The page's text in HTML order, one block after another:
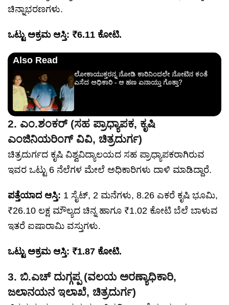
ಚಿನ್ನಾಭರಣಗಳು.
ಒಟ್ಟು ಅಕ್ರಮ ಆಸ್ತಿ: ₹6.11 ಕೋಟಿ.
Also Read
ಲೋಕಾಯುಕ್ತರನ್ನ ನೋಡಿ ಕಾರಿನಿಂದಲೇ ನೋಟಿನ ಕಂತೆ
ಎಸೆದ ಅಧಿಕಾರಿ - ಆ ಹಣ ಏನಾಯ್ತು ಗೊತ್ತಾ?
2. ಎಂ.ಶಂಕರ್ (ಸಹ ಪ್ರಾಧ್ಯಾಪಕ, ಕೃಷಿ
ಎಂಜಿನಿಯರಿಂಗ್ ವಿವಿ, ಚಿತ್ರದುರ್ಗ)
ಚಿತ್ರದುರ್ಗದ ಕೃಷಿ ವಿಶ್ವವಿದ್ಯಾಲಯದ ಸಹ ಪ್ರಾಧ್ಯಾಪಕರಾಗಿರುವ
ಇವರ ಒಟ್ಟು 6 ನೆಲೆಗಳ ಮೇಲೆ ಅಧಿಕಾರಿಗಳು ದಾಳಿ ಮಾಡಿದ್ದಾರೆ.
ಪತ್ತೆಯಾದ ಆಸ್ತಿ: 1 ಸೈಟ್‌, 2 ಮನೆಗಳು, 8.26 ಎಕರೆ ಕೃಷಿ ಭೂಮಿ,
₹26.10 ಲಕ್ಷ ಮೌಲ್ಯದ ಚಿನ್ನ ಹಾಗೂ ₹1.02 ಕೋಟಿ ಬೆಲೆ ಬಾಳುವ
ಇತರೆ ಐಷಾರಾಮಿ ವಸ್ತುಗಳು.
ಒಟ್ಟು ಅಕ್ರಮ ಆಸ್ತಿ: ₹1.87 ಕೋಟಿ.
3. ಬಿ.ಎಚ್ ದುಗ್ಗಪ್ಪ (ವಲಯ ಅರಣ್ಯಾಧಿಕಾರಿ,
ಜಲಾನಯನ ಇಲಾಖೆ, ಚಿತ್ರದುರ್ಗ)